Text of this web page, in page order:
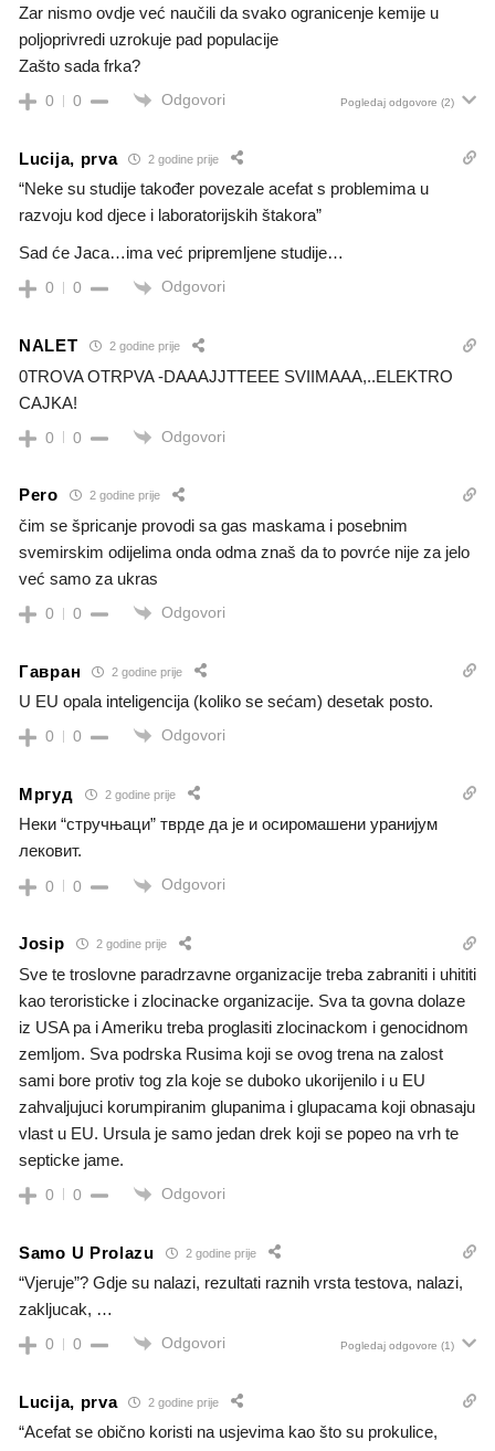
Zar nismo ovdje već naučili da svako ogranicenje kemije u
poljoprivredi uzrokuje pad populacije
Zašto sada frka?
0 0 Odgovori Pogledaj odgovore (2)
Lucija, prva 2 godine prije
“Neke su studije također povezale acefat s problemima u
razvoju kod djece i laboratorijskih štakora”
Sad će Jaca…ima već pripremljene studije…
0 0 Odgovori
NALET 2 godine prije
0TROVA OTRPVA -DAAAJJTTEEE SVIIMAAA,..ELEKTRO
CAJKA!
0 0 Odgovori
Pero 2 godine prije
čim se špricanje provodi sa gas maskama i posebnim
svemirskim odijelima onda odma znaš da to povrće nije za jelo
već samo za ukras
0 0 Odgovori
Гавран 2 godine prije
U EU opala inteligencija (koliko se sećam) desetak posto.
0 0 Odgovori
Мргуд 2 godine prije
Неки “стручњаци” тврде да је и осиромашени уранијум
лековит.
0 0 Odgovori
Josip 2 godine prije
Sve te troslovne paradrzavne organizacije treba zabraniti i uhititi
kao teroristicke i zlocinacke organizacije. Sva ta govna dolaze
iz USA pa i Ameriku treba proglasiti zlocinackom i genocidnom
zemljom. Sva podrska Rusima koji se ovog trena na zalost
sami bore protiv tog zla koje se duboko ukorijenilo i u EU
zahvaljujuci korumpiranim glupanima i glupacama koji obnasaju
vlast u EU. Ursula je samo jedan drek koji se popeo na vrh te
septicke jame.
0 0 Odgovori
Samo U Prolazu 2 godine prije
“Vjeruje”? Gdje su nalazi, rezultati raznih vrsta testova, nalazi,
zakljucak, …
0 0 Odgovori Pogledaj odgovore (1)
Lucija, prva 2 godine prije
“Acefat se obično koristi na usjevima kao što su prokulice,